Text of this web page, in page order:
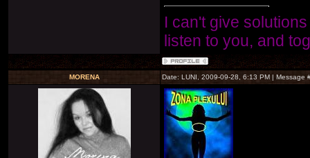
I can't give
listen to you, and
MORENA Date: LUNI, 2009-09-28, 6:13 PM | Message